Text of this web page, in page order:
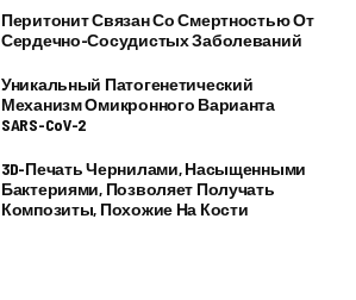
Перитонит Связан Со Смертностью От
Сердечно-Сосудистых Заболеваний
Уникальный Патогенетический
Механизм Омикронного Варианта
SARS-CoV-2
3D-Печать Чернилами, Насыщенными
Бактериями, Позволяет Получать
Композиты, Похожие На Кости